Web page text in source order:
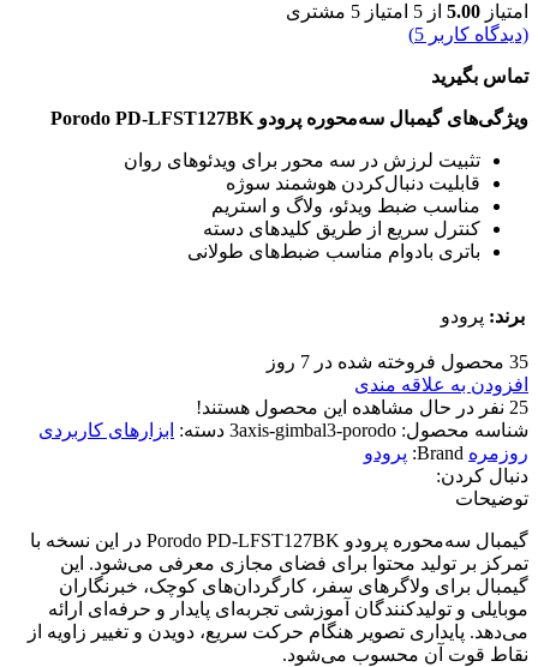
امتیاز 5.00 از 5 امتیاز 5 مشتری
(دیدگاه کاربر 5
)
تماس بگیرید
ویژگی‌های گیمبال سه‌محوره پرودو Porodo PD-LFST127BK
تثبیت لرزش در سه محور برای ویدئوهای روان
قابلیت دنبال‌کردن هوشمند سوژه
مناسب ضبط ویدئو، ولاگ و استریم
کنترل سریع از طریق کلیدهای دسته
باتری بادوام مناسب ضبط‌های طولانی
برند: پرودو
35 محصول فروخته شده در 7 روز
افزودن به علاقه مندی
25 نفر در حال مشاهده این محصول هستند!
شناسه محصول: 3axis-gimbal3-porodo دسته: ابزارهای کاربردی
روزمره Brand: پرودو
دنبال کردن:
توضیحات
گیمبال سه‌محوره پرودو Porodo PD-LFST127BK در این نسخه با
تمرکز بر تولید محتوا برای فضای مجازی معرفی می‌شود. این
گیمبال برای ولاگرهای سفر، کارگردان‌های کوچک، خبرنگاران
موبایلی و تولیدکنندگان آموزشی تجربه‌ای پایدار و حرفه‌ای ارائه
می‌دهد. پایداری تصویر هنگام حرکت سریع، دویدن و تغییر زاویه از
نقاط قوت آن محسوب می‌شود.